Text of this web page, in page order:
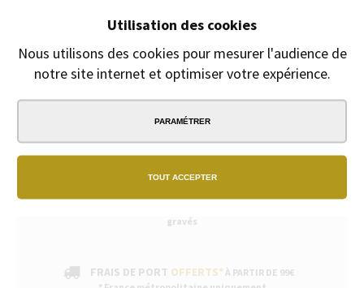
Utilisation des cookies
Nous utilisons des cookies pour mesurer l'audience de
notre site internet et optimiser votre expérience.
PARAMÉTRER
TOUT ACCEPTER
Gravure Offerte
PAIEMENTSÉCURISÉ
gravés
FRAIS DE PORT OFFERTS* À PARTIR DE 99€